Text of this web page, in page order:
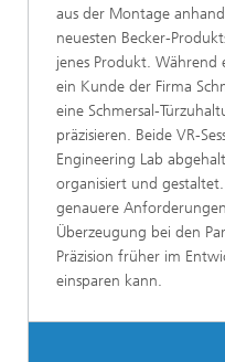
aus der Montage
neuesten Becker-
jenes Produkt. Während
ein Kunde der Firma
eine Schmersal-
präzisieren. Beide VR-
Engineering Lab
organisiert und
genauere
Überzeugung bei den
Präzision früher im
einsparen kann.